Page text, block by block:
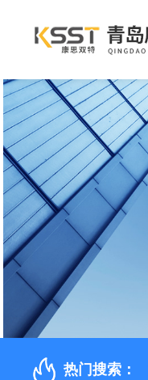
热门搜索：